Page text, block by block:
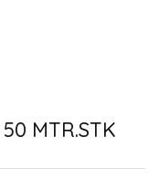
MTR.STK